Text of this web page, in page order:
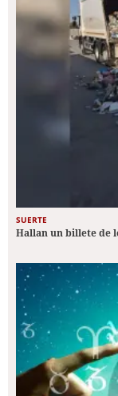
SUERTE
Hallan un billete de